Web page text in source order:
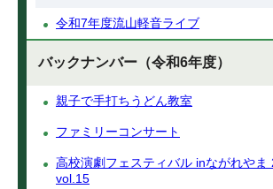
令和7年度流山軽音ライブ
バックナンバー（令和6年度）
親子で手打ちうどん教室
ファミリーコンサート
高校演劇フェスティバル inながれやま
vol.15